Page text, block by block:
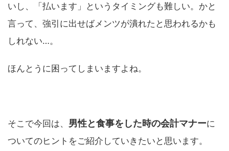
いし、「払います」というタイミングも難しい。かと
言って、強引に出せばメンツが潰れたと思われるかも
しれない…。
ほんとうに困ってしまいますよね。
そこで今回は、 男性と食事をした時の会計マナーに
ついてのヒントをご紹介していきたいと思います。